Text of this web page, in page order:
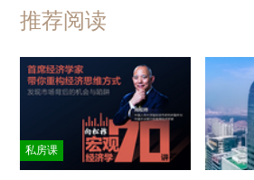
推荐阅读
私房课